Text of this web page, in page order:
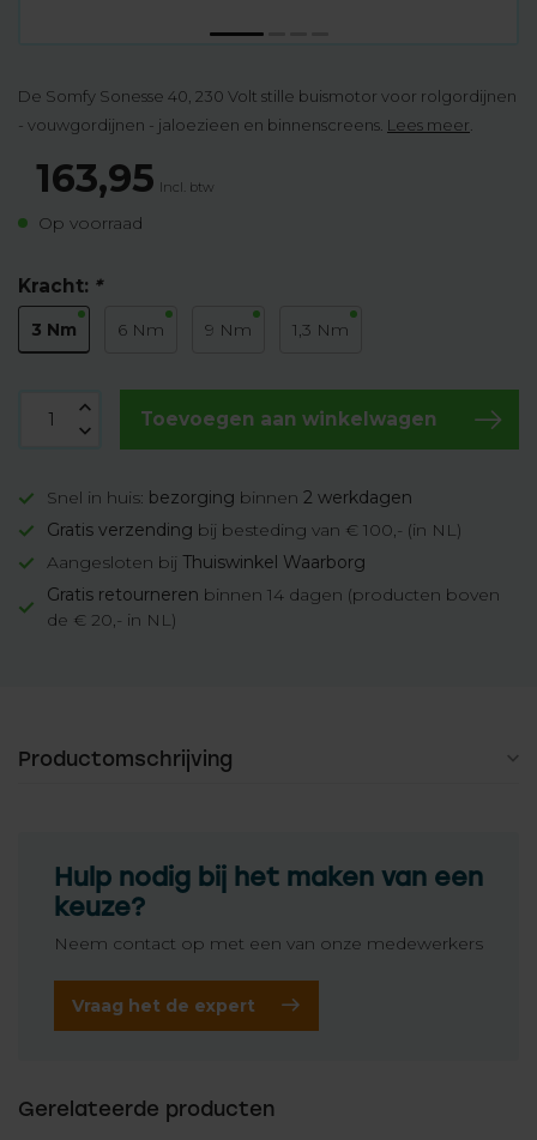
De Somfy Sonesse 40, 230 Volt stille buismotor voor rolgordijnen
- vouwgordijnen - jaloezieen en binnenscreens. Lees meer
163,95 Incl. btw
Op voorraad
Kracht: *
3 Nm 6 Nm 9 Nm 1,3 Nm
Toevoegen aan winkelwagen
Snel in huis: bezorging binnen 2 werkdagen
Gratis verzending bij besteding van € 100,- (in NL)
Aangesloten bij Thuiswinkel Waarborg
Gratis retourneren binnen 14 dagen (producten boven
de € 20,- in NL)
Productomschrijving
Hulp nodig bij het maken van een
keuze?
Neem contact op met een van onze medewerkers
Vraag het de expert
Gerelateerde producten